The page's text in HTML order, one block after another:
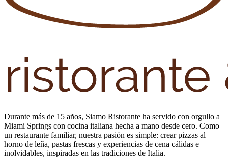
Durante más de 15 años, Siamo Ristorante ha servido con orgullo a
Miami Springs con cocina italiana hecha a mano desde cero. Como
un restaurante familiar, nuestra pasión es simple: crear pizzas al
horno de leña, pastas frescas y experiencias de cena cálidas e
inolvidables, inspiradas en las tradiciones de Italia.